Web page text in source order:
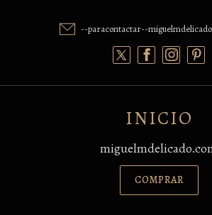
--paracontactar--
INICIO
COMPRAR